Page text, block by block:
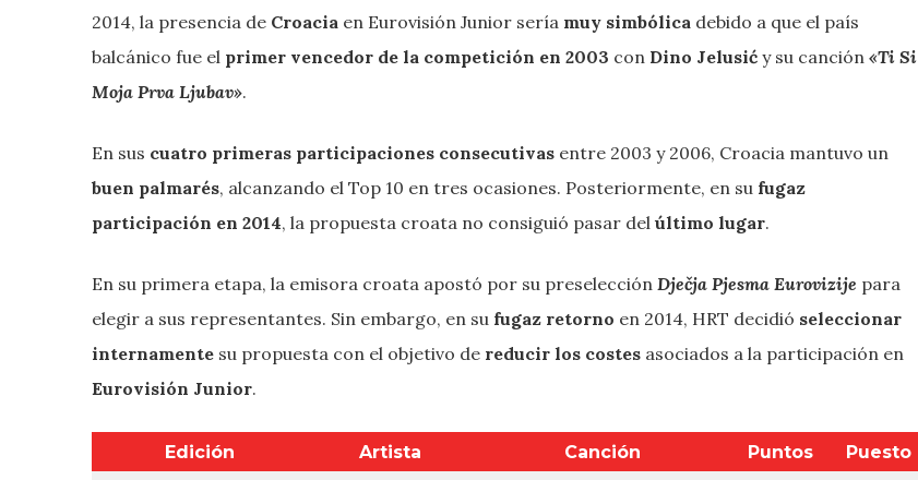
2014, la presencia de Croacia en Eurovisión Junior sería muy simbólica debido a que el país
balcánico fue el primer vencedor de la competición en 2003 con Dino Jelusić y su canción «Ti Si
Moja Prva Ljubav».
En sus cuatro primeras participaciones consecutivas entre 2003 y 2006, Croacia mantuvo un
buen palmarés, alcanzando el Top 10 en tres ocasiones. Posteriormente, en su fugaz
participación en 2014, la propuesta croata no consiguió pasar del último lugar.
En su primera etapa, la emisora croata apostó por su preselección Dječja Pjesma Eurovizije para
elegir a sus representantes. Sin embargo, en su fugaz retorno en 2014, HRT decidió seleccionar
internamente su propuesta con el objetivo de reducir los costes asociados a la participación en
Eurovisión Junior.
Edición Artista Canción Puntos
Puesto